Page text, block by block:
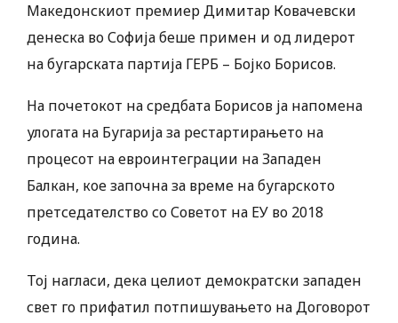
Македонскиот премиер Димитар Ковачевски
денеска во Софија беше примен и од лидерот
на бугaрската партија ГЕРБ – Бојко Борисов.
На почетокот на средбата Борисов ја напомена
улогата на Бугарија за рестартирањето на
процесот на евроинтеграции на Западен
Балкан, кое започна за време на бугарското
претседателство со Советот на ЕУ во 2018
година.
Тој нагласи, дека целиот демократски западен
свет го прифатил потпишувањето на Договорот